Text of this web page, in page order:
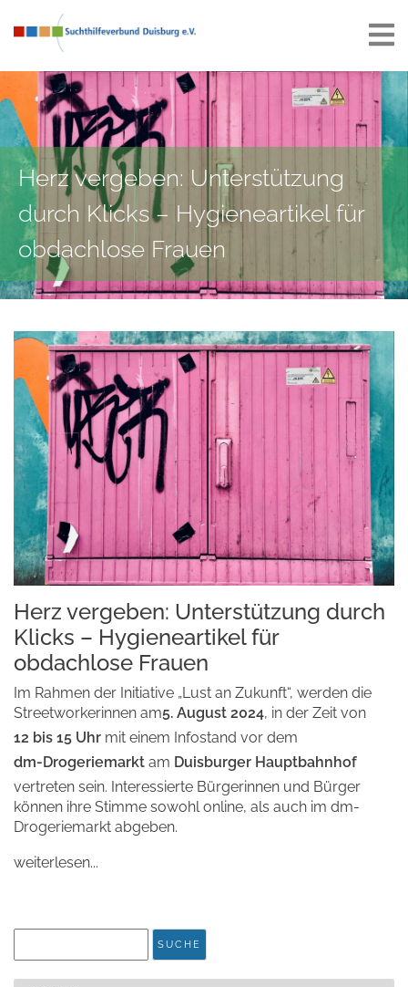
Herz vergeben: Unterstützung
durch Klicks – Hygieneartikel für
obdachlose Frauen
Herz vergeben: Unterstützung durch
Klicks – Hygieneartikel für
obdachlose Frauen
Im Rahmen der Initiative „Lust an Zukunft“, werden die
Streetworkerinnen am5. August 2024, in der Zeit von
12 bis 15 Uhr mit einem Infostand vor dem
dm-Drogeriemarkt am Duisburger Hauptbahnhof
vertreten sein. Interessierte Bürgerinnen und Bürger
können ihre Stimme sowohl online, als auch im dm-
Drogeriemarkt abgeben.
weiterlesen...